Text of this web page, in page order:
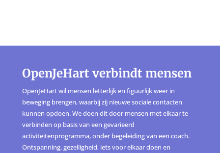
OpenJeHart verbindt mensen
OpenJeHart wil mensen letterlijk en figuurlijk weer in
beweging brengen, waarbij zij nieuwe sociale contacten
kunnen opdoen. We doen dit door mensen met elkaar te
verbinden op basis van een gevarieerd
activiteitenprogramma, onder begeleiding van een coach.
Ontspanning, gezelligheid, iets voor elkaar doen en